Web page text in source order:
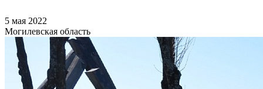
5 мая 2022
Могилевская область